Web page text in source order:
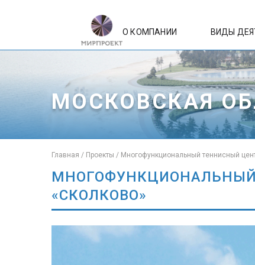
О КОМПАНИИ ВИДЫ
МОСКОВСКАЯ
Главная / Проекты / Многофункциональный теннисный
«СКОЛКОВО»